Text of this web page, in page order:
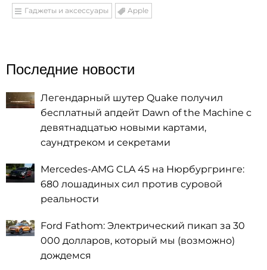
Гаджеты и аксессуары Apple
Последние новости
Легендарный шутер Quake получил
бесплатный апдейт Dawn of the Machine с
девятнадцатью новыми картами,
саундтреком и секретами
Mercedes-AMG CLA 45 на Нюрбургринге:
680 лошадиных сил против суровой
реальности
Ford Fathom: Электрический пикап за 30
000 долларов, который мы (возможно)
дождемся